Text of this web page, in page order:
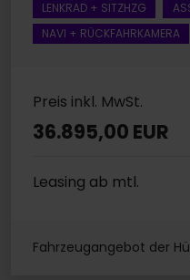
LENKRAD + SITZHZG
NAVI + RÜCKFAHRKAMERA
Preis inkl. MwSt.
36.895,00 EUR
Leasing ab mtl.
Fahrzeugangebot der